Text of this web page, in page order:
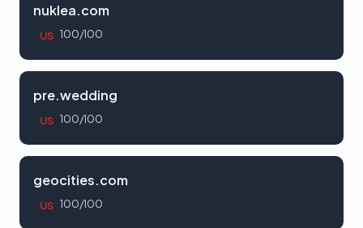
nuklea.com
US 100/100
pre.wedding
US 100/100
geocities.com
US 100/100